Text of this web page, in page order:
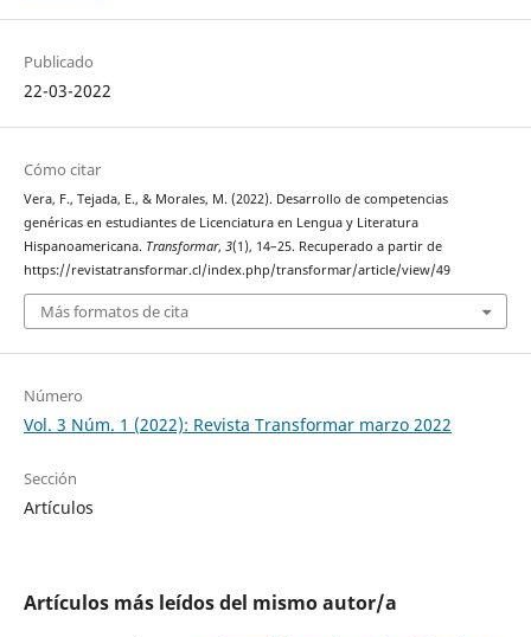
Publicado
22-03-2022
Cómo citar
Vera, F., Tejada, E., & Morales, M. (2022). Desarrollo de competencias
genéricas en estudiantes de Licenciatura en Lengua y Literatura
Hispanoamericana. Transformar, 3(1), 14–25. Recuperado a partir de
https://revistatransformar.cl/index.php/transformar/article/view/49
Más formatos de cita
Número
Vol. 3 Núm. 1 (2022): Revista Transformar marzo 2022
Sección
Artículos
Artículos más leídos del mismo autor/a